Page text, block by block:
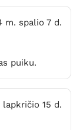
m. spalio 7 d.
puiku.
lapkričio 15 d.